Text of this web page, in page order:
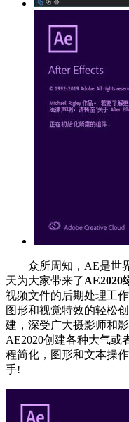
众所周知，AE是世界
天为大家带来了AE2020
视频文件的后期处理工
图形和视觉特效的轻松
建，深受广大摄影师和
AE2020创建各种大气或
程简化，图形和文本操
手!